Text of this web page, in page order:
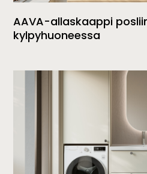
AAVA-allaskaappi
kylpyhuoneessa